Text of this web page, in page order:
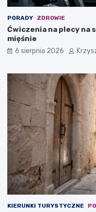
e
?
PORADY ZDROWIE
Ćwiczenia na plecy na
mięśnie
6 sierpnia 2026
KIERUNKI TURYSTYCZNE